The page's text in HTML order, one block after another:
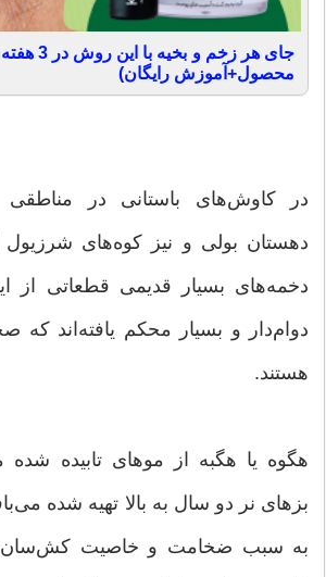
جای هر زخم
محصول+آموزش رایگان)
در كاوش‌های باستانی در مناطقی
دهستان بولی و نیز كوه‌های شرزیول
دخمه‌های بسیار قدیمی قطعاتی از
دوام‌دار و بسیار محكم یافته‌اند كه
هستند.
هگوه یا هگبه از موهای تابیده
بزهای نر دو سال به بالا تهیه شده
به سبب ضخامت و خاصیت كش‌سان یا